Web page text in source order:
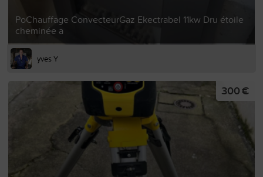
PoChauffage ConvecteurGaz Ekectrabel 11kw Dru étoile
cheminée a
yves Y
300 €